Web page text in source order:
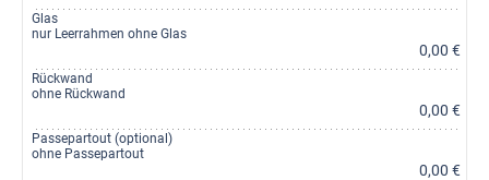
Glas
nur Leerrahmen ohne Glas
0,00 €
Rückwand
ohne Rückwand
0,00 €
Passepartout (optional)
ohne Passepartout
0,00 €